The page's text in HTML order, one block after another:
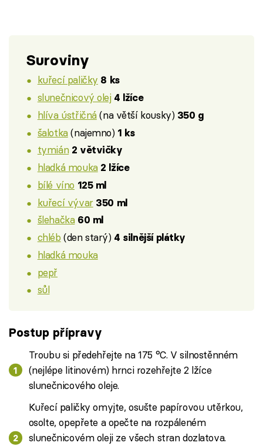
Suroviny
kuřecí paličky 8 ks
slunečnicový olej 4 lžíce
hlíva ústřičná(na větší kousky) 350 g
šalotka(najemno) 1 ks
tymián 2 větvičky
hladká mouka 2 lžíce
bílé víno 125 ml
kuřecí vývar 350 ml
šlehačka 60 ml
chléb (den starý) 4 silnější plátky
hladká mouka
pepř
sůl
Postup přípravy
Troubu si předehřejte na 175 °C. V silnostěnném
(nejlépe litinovém) hrnci rozehřejte 2 lžíce
slunečnicového oleje.
Kuřecí paličky omyjte, osušte papírovou utěrkou,
osolte, opepřete a opečte na rozpáleném
slunečnicovém oleji ze všech stran dozlatova.